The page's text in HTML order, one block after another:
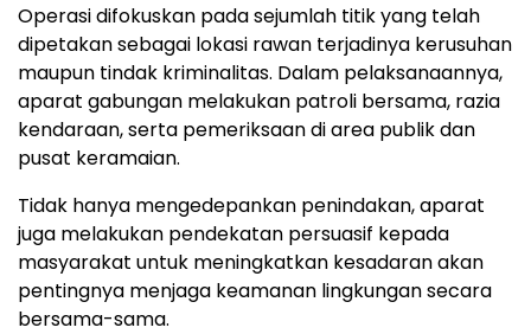
Operasi difokuskan pada sejumlah titik yang telah
dipetakan sebagai lokasi rawan terjadinya kerusuhan
maupun tindak kriminalitas. Dalam pelaksanaannya,
aparat gabungan melakukan patroli bersama, razia
kendaraan, serta pemeriksaan di area publik dan
pusat keramaian.
Tidak hanya mengedepankan penindakan, aparat
juga melakukan pendekatan persuasif kepada
masyarakat untuk meningkatkan kesadaran akan
pentingnya menjaga keamanan lingkungan secara
bersama-sama.